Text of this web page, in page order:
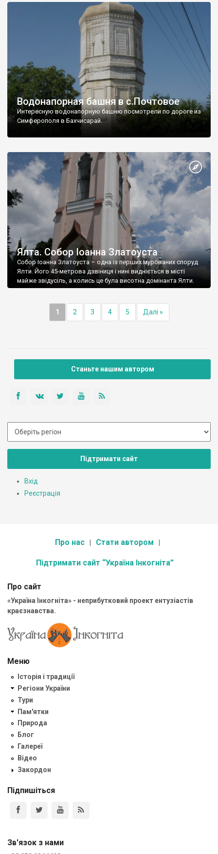
Водонапорная башня в с.Почтовое
Интересную водонапорную башню посмотрели по дороге из
Симферополя в Бахчисарай.
Ялта. Собор Іоанна Златоуста
Собор Іоанна Златоуста – одна із перших мурованих споруд
Ялти. Його 45-метрова дзвіниця і нині видніється в місті
майже звідусіль, а колись це була висотна домінанта Ялти.
1 2 3 4 5 Далі »
Станьте нашим автором
Підтримати сайт
Вхід
Реєстрація
Про нас Стати автором
Підтримати сайт “Україна Інкогніта”
Про сайт
«Україна Інкогніта» - неприбутковий проект ентузіастів
краєзнавства.
Меню
Історія і традиції
Регіони України
Тури
Пам'ятки
Природа
Блог
Галереї
Відео
Закордон
Підпишіться
Зв'язок з нами